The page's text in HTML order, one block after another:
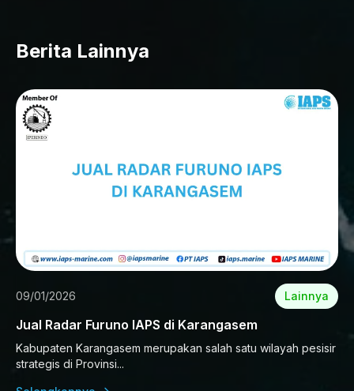
Berita Lainnya
09/01/2026 Lainnya
Jual Radar Furuno IAPS di Karangasem
Kabupaten Karangasem merupakan salah satu wilayah pesisir
strategis di Provinsi...